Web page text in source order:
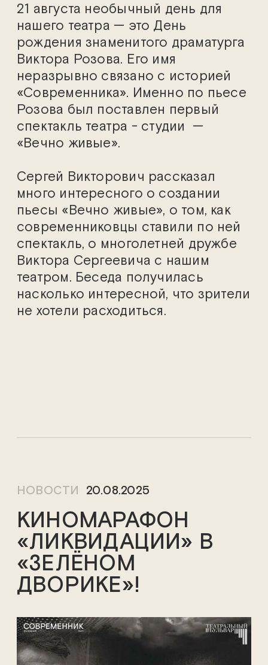
21 августа необычный день для
нашего театра — это День
рождения знаменитого драматурга
Виктора Розова. Его имя
неразрывно связано с историей
«Современника». Именно по пьесе
Розова был поставлен первый
спектакль театра - студии —
«Вечно живые».
Сергей Викторович рассказал
много интересного о создании
пьесы «Вечно живые», о том, как
современниковцы ставили по ней
спектакль, о многолетней дружбе
Виктора Сергеевича с нашим
театром. Беседа получилась
насколько интересной, что зрители
не хотели расходиться.
НОВОСТИ 20.08.2025
КИНОМАРАФОН
«ЛИКВИДАЦИИ» В
«ЗЕЛЁНОМ
ДВОРИКЕ»!